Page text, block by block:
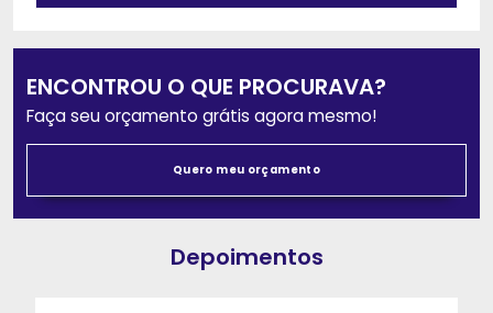
ENCONTROU O QUE PROCURAVA?
Faça seu orçamento grátis agora mesmo!
Quero meu orçamento
Depoimentos